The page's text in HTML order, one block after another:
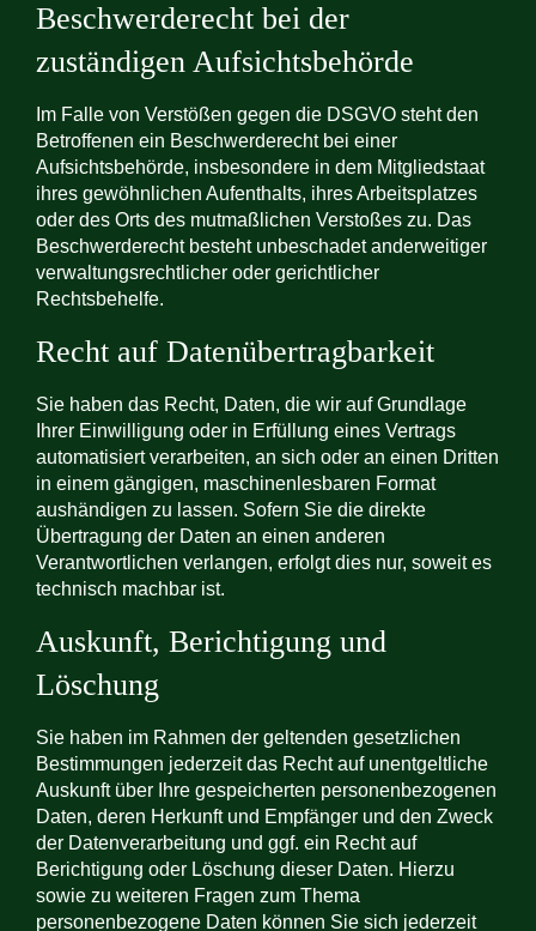
Beschwerde­recht bei der
zuständigen Aufsichts­behörde
Im Falle von Verstößen gegen die DSGVO steht den
Betroffenen ein Beschwerderecht bei einer
Aufsichtsbehörde, insbesondere in dem Mitgliedstaat
ihres gewöhnlichen Aufenthalts, ihres Arbeitsplatzes
oder des Orts des mutmaßlichen Verstoßes zu. Das
Beschwerderecht besteht unbeschadet anderweitiger
verwaltungsrechtlicher oder gerichtlicher
Rechtsbehelfe.
Recht auf Daten­übertrag­barkeit
Sie haben das Recht, Daten, die wir auf Grundlage
Ihrer Einwilligung oder in Erfüllung eines Vertrags
automatisiert verarbeiten, an sich oder an einen Dritten
in einem gängigen, maschinenlesbaren Format
aushändigen zu lassen. Sofern Sie die direkte
Übertragung der Daten an einen anderen
Verantwortlichen verlangen, erfolgt dies nur, soweit es
technisch machbar ist.
Auskunft, Berichtigung und
Löschung
Sie haben im Rahmen der geltenden gesetzlichen
Bestimmungen jederzeit das Recht auf unentgeltliche
Auskunft über Ihre gespeicherten personenbezogenen
Daten, deren Herkunft und Empfänger und den Zweck
der Datenverarbeitung und ggf. ein Recht auf
Berichtigung oder Löschung dieser Daten. Hierzu
sowie zu weiteren Fragen zum Thema
personenbezogene Daten können Sie sich jederzeit